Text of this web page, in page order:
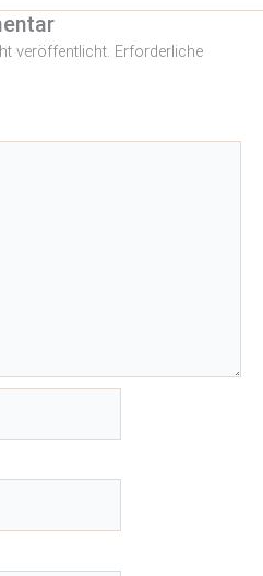
veröffentlicht. Erforderliche